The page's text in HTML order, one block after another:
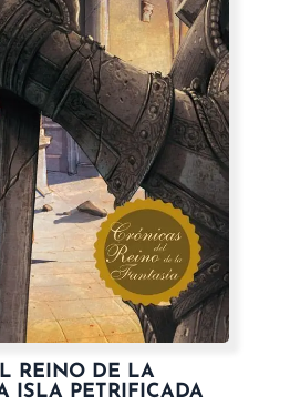
REINO DE LA
ISLA PETRIFICADA